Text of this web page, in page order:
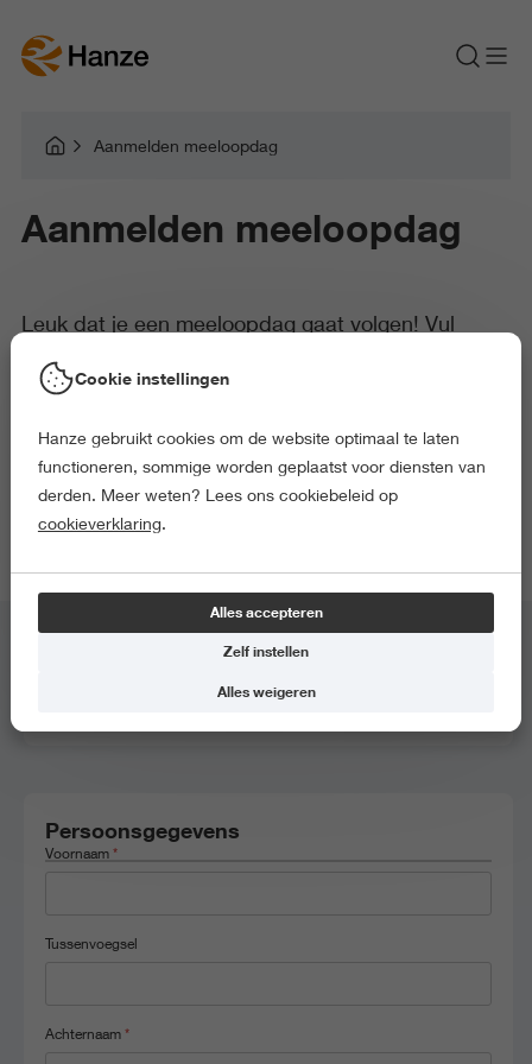
Aanmelden meeloopdag
Aanmelden meeloopdag
Leuk dat je een meeloopdag gaat volgen! Vul
hieronder je gegevens in om je aan te melden voor
de door jou gekozen meeloopdag.
Als je je hebt aangemeld ontvang je via de mail een bevestiging.
Hierin vind je ook meer informatie over het programma en de
Communicatie, 19 juni 2026, 09.30 - 13.00
Persoonsgegevens
Voornaam *
Tussenvoegsel
Achternaam *
Cookie instellingen
Hanze gebruikt cookies om de website optimaal te laten
functioneren, sommige worden geplaatst voor diensten van
derden. Meer weten? Lees ons cookiebeleid op
cookieverklaring.
Alles accepteren
Zelf instellen
Alles weigeren